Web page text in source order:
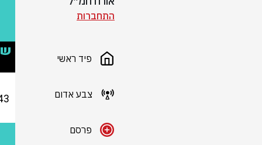
התחברות
פיד ראשי
צבע אדום
פרסם